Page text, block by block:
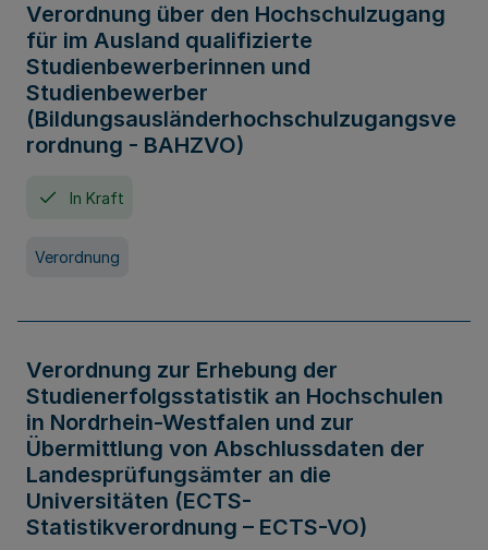
Verordnung über den Hochschulzugang
für im Ausland qualifizierte
Studienbewerberinnen und
Studienbewerber
(Bildungsausländerhochschulzugangsve
rordnung - BAHZVO)
In Kraft
Verordnung
Verordnung zur Erhebung der
Studienerfolgsstatistik an Hochschulen
in Nordrhein-Westfalen und zur
Übermittlung von Abschlussdaten der
Landesprüfungsämter an die
Universitäten (ECTS-
Statistikverordnung – ECTS-VO)